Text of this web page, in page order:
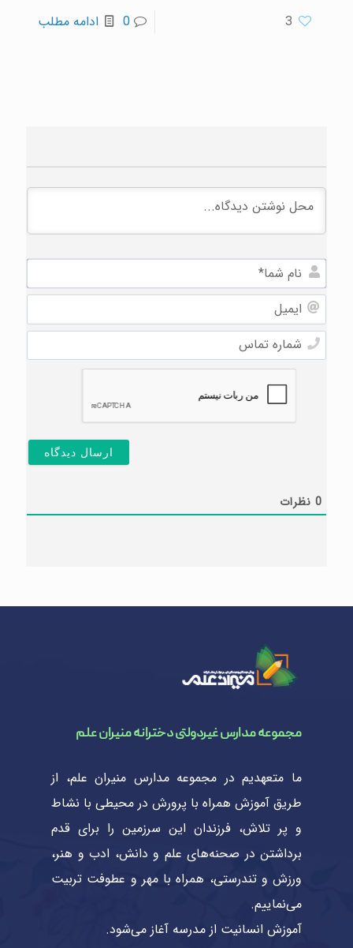
3
0 ادامه مطلب
نام
شما*
ایمیل
0 نظرات
مجموعه مدارس غیردولتی دخترانه منیران علم
ما متعهدیم در مجموعه مدارس منیران علم، از
طریق آموزش همراه با پرورش در محیطی با نشاط
و پر تلاش، فرزندان این سرزمین را برای قدم
برداشتن در صحنه‌های علم و دانش، ادب و هنر،
ورزش و تندرستی، همراه با مهر و عطوفت تربیت
می‌نماییم.
آموزش انسانیت از مدرسه آغاز می‌شود.